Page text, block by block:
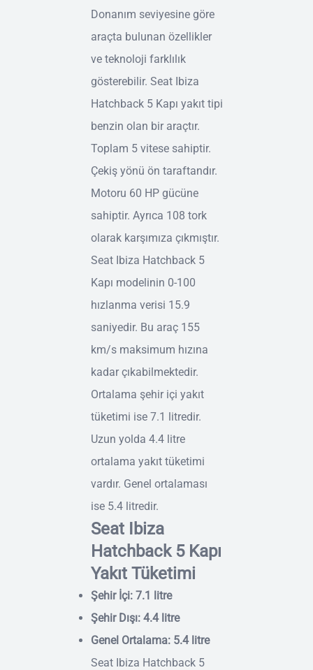
Donanım seviyesine göre
araçta bulunan özellikler
ve teknoloji farklılık
gösterebilir. Seat Ibiza
Hatchback 5 Kapı yakıt tipi
benzin olan bir araçtır.
Toplam 5 vitese sahiptir.
Çekiş yönü ön taraftandır.
Motoru 60 HP gücüne
sahiptir. Ayrıca 108 tork
olarak karşımıza çıkmıştır.
Seat Ibiza Hatchback 5
Kapı modelinin 0-100
hızlanma verisi 15.9
saniyedir. Bu araç 155
km/s maksimum hızına
kadar çıkabilmektedir.
Ortalama şehir içi yakıt
tüketimi ise 7.1 litredir.
Uzun yolda 4.4 litre
ortalama yakıt tüketimi
vardır. Genel ortalaması
ise 5.4 litredir.
Seat Ibiza
Hatchback 5 Kapı
Yakıt Tüketimi
Şehir İçi: 7.1 litre
Şehir Dışı: 4.4 litre
Genel Ortalama: 5.4 litre
Seat Ibiza Hatchback 5